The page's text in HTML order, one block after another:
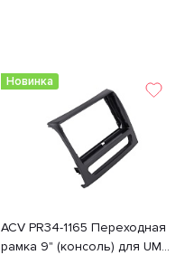
Новинка
ACV PR34-1165 Переходная
рамка 9" (консоль) для UMS